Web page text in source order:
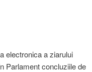
electronica a ziarului
Parlament concluziile de